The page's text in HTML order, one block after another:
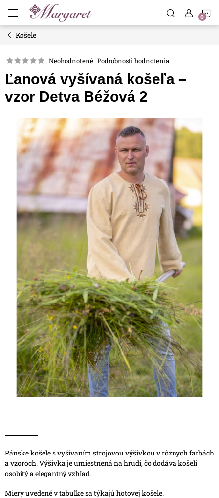
obsah
Košele
Neohodnotené Podrobnosti hodnotenia
Ľanová vyšívaná košeľa –
vzor Detva Béžová 2
Pánske košele s vyšívaním strojovou výšivkou v rôznych farbách
a vzoroch. Výšivka je umiestnená na hrudi, čo dodáva košeli
osobitý a elegantný vzhľad.
Miery uvedené v tabuľke sa týkajú hotovej košele.